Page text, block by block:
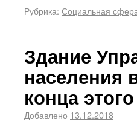
Рубрика: Социальная
Здание
населения
конца
Добавлено 13.12.2018